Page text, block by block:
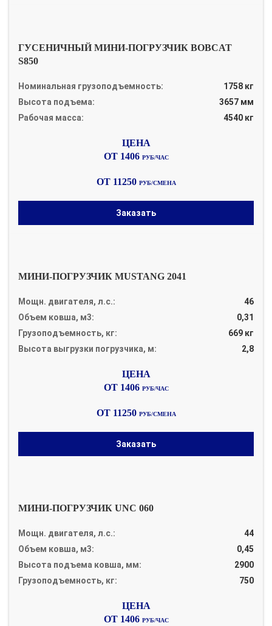
ГУСЕНИЧНЫЙ МИНИ-ПОГРУЗЧИК BOBCAT
S850
Номинальная грузоподъемность:
1758 кг
Высота подъема:
3657 мм
Рабочая масса:
4540 кг
ОТ 1406 РУБ/ЧАС
ОТ 11250 РУБ/СМЕНА
Заказать
МИНИ-ПОГРУЗЧИК MUSTANG 2041
Мощн. двигателя, л.с.:
46
Объем ковша, м3:
0,31
Грузоподъемность, кг:
669 кг
Высота выгрузки погрузчика, м:
2,8
ОТ 1406 РУБ/ЧАС
ОТ 11250 РУБ/СМЕНА
Заказать
МИНИ-ПОГРУЗЧИК UNC 060
Мощн. двигателя, л.с.:
44
Объем ковша, м3:
0,45
Высота подъема ковша, мм:
2900
Грузоподъемность, кг:
750
ОТ 1406 РУБ/ЧАС